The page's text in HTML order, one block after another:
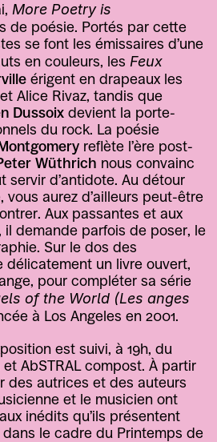
More Poetry is
de poésie. Portés par cette
se font les émissaires d’une
en couleurs, les Feux
érigent en drapeaux les
Alice Rivaz, tandis que
Dussoix devient la porte-
du rock. La poésie
reflète l’ère post-
Wüthrich nous convainc
d’antidote. Au détour
vous aurez d’ailleurs peut-être
Aux passantes et aux
il demande parfois de poser, le
Sur le dos des
délicatement un livre ouvert,
pour compléter sa série
of the World (Les anges
à Los Angeles en 2001.
est suivi, à 19h, du
AbSTRAL compost. À partir
des autrices et des auteurs
et le musicien ont
inédits qu’ils présentent
le cadre du Printemps de